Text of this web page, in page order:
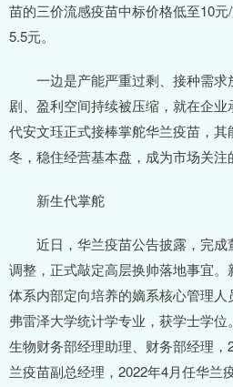
苗的三价流感疫苗中标价格低至10
5.5元。
一边是产能严重过剩、接种需求
剧、盈利空间持续被压缩，就在企
代安文珏正式接棒掌舵华兰疫苗，
冬，稳住经营基本盘，成为市场关注
新生代掌舵
近日，华兰疫苗公告披露，完成
调整，正式敲定高层换帅落地事宜
体系内部定向培养的嫡系核心管理
弗雷泽大学统计学专业，获学士学
生物财务部经理助理、财务部经理，
兰疫苗副总经理，2022年4月任华兰